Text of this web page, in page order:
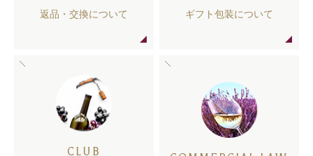
返品・交換について ギフト包装について
CLUB